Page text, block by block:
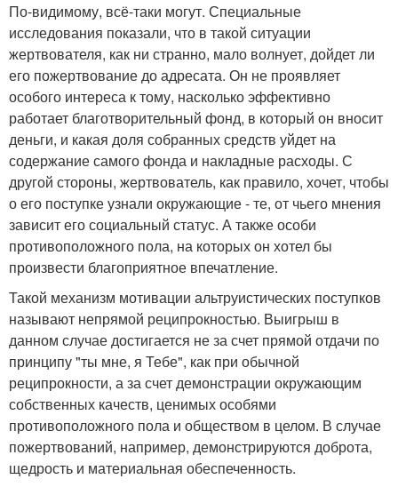
По-видимому, всё-таки могут. Специальные
исследования показали, что в такой ситуации
жертвователя, как ни странно, мало волнует, дойдет ли
его пожертвование до адресата. Он не проявляет
особого интереса к тому, насколько эффективно
работает благотворительный фонд, в который он вносит
деньги, и какая доля собранных средств уйдет на
содержание самого фонда и накладные расходы. С
другой стороны, жертвователь, как правило, хочет, чтобы
о его поступке узнали окружающие - те, от чьего мнения
зависит его социальный статус. А также особи
противоположного пола, на которых он хотел бы
произвести благоприятное впечатление.
Такой механизм мотивации альтруистических поступков
называют непрямой реципрокностью. Выигрыш в
данном случае достигается не за счет прямой отдачи по
принципу "ты мне, я Тебе", как при обычной
реципрокности, а за счет демонстрации окружающим
собственных качеств, ценимых особями
противоположного пола и обществом в целом. В случае
пожертвований, например, демонстрируются доброта,
щедрость и материальная обеспеченность.